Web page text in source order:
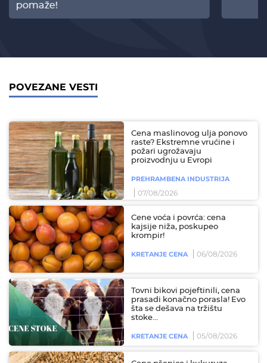
pomaže!
POVEZANE VESTI
Cena maslinovog ulja ponovo
raste? Ekstremne vrućine i
požari ugrožavaju
proizvodnju u Evropi
PREHRAMBENA INDUSTRIJA
07/08/2026
Cene voća i povrća: cena
kajsije niža, poskupeo
krompir!
KRETANJE CENA 06/08/2026
Tovni bikovi pojeftinili, cena
prasadi konačno porasla! Evo
šta se dešava na tržištu
stoke...
KRETANJE CENA 05/08/2026